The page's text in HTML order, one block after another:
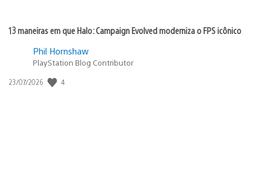
13 maneiras em que Halo: Campaign Evolved moderniza o FPS icônico
Phil Hornshaw
PlayStation Blog Contributor
Data
23/07/2026 4